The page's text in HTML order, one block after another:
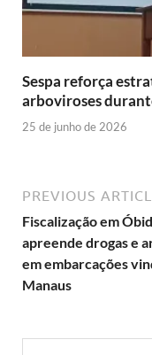
Sespa reforça
arboviroses
25 de junho de 2026
PREVIOUS
Fiscalização em
apreende drogas e
em embarcações
Manaus